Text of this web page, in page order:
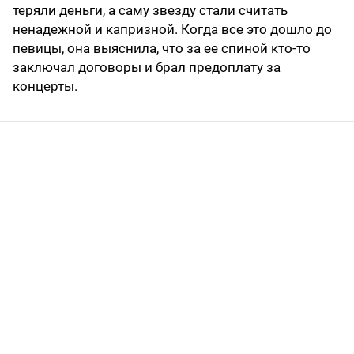
теряли деньги, а саму звезду стали считать
ненадежной и капризной. Когда все это дошло до
певицы, она выяснила, что за ее спиной кто-то
заключал договоры и брал предоплату за
концерты.